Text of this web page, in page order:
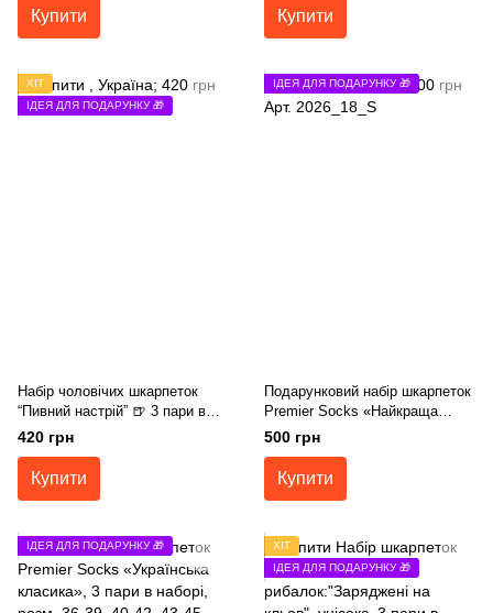
Купити Купити
ХІТ
ІДЕЯ ДЛЯ ПОДАРУНКУ 🎁
Набір чоловічих шкарпеток
“Пивний настрій” 🍺 3 пари в
наборі, розм.40-42, 43-45
420 грн
Купити
ІДЕЯ ДЛЯ ПОДАРУНКУ 🎁
Подарунковий набір шкарпеток
Premier Socks «Найкраща
мама»,4 пари в наборі,розм.
36-39, 40-42
500 грн
Купити
ІДЕЯ ДЛЯ ПОДАРУНКУ 🎁
ХІТ
ІДЕЯ ДЛЯ ПОДАРУНКУ 🎁